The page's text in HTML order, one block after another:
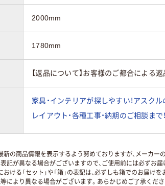
2000mm
1780mm
【返品について】お客様のご都合による
家具・インテリアが探しやすい！アスク
レイアウト・各種工事・納期のご相談ま
の商品情報を表示するよう努めておりますが、メーカー
記が異なる場合がございますので、ご使用前には必ずお
ける「セット」や「箱」の表記は、必ずしも箱でのお届け
により異なる場合がございます。あらかじめご了承くださ